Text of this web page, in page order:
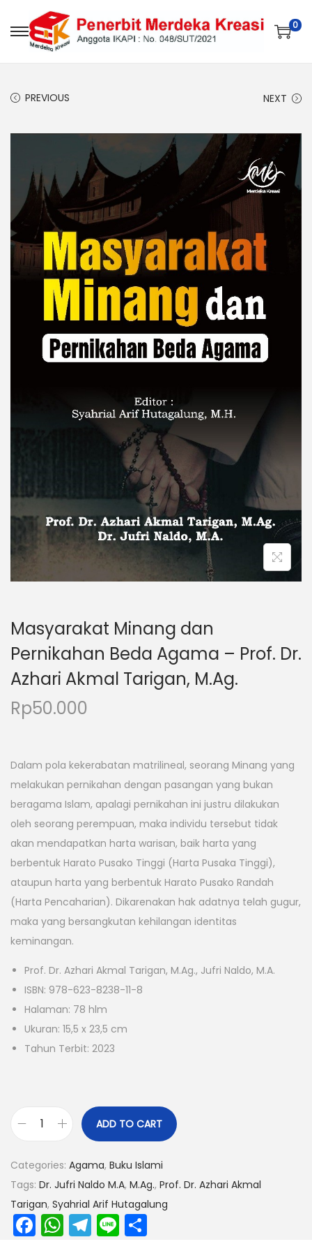
0
PREVIOUS NEXT
Masyarakat Minang dan
Pernikahan Beda Agama – Prof. Dr.
Azhari Akmal Tarigan, M.Ag.
Rp50.000
Dalam pola kekerabatan matrilineal, seorang Minang yang
melakukan pernikahan dengan pasangan yang bukan
beragama Islam, apalagi pernikahan ini justru dilakukan
oleh seorang perempuan, maka individu tersebut tidak
akan mendapatkan harta warisan, baik harta yang
berbentuk Harato Pusako Tinggi (Harta Pusaka Tinggi),
ataupun harta yang berbentuk Harato Pusako Randah
(Harta Pencaharian). Dikarenakan hak adatnya telah gugur,
maka yang bersangkutan kehilangan identitas
keminangan.
Prof. Dr. Azhari Akmal Tarigan, M.Ag., Jufri Naldo, M.A.
ISBN: 978-623-8238-11-8
Halaman: 78 hlm
Ukuran: 15,5 x 23,5 cm
Tahun Terbit: 2023
ADD TO CART
Categories: Agama, Buku Islami
Tags: Dr. Jufri Naldo M.A, M.Ag., Prof. Dr. Azhari Akmal
Tarigan, Syahrial Arif Hutagalung
F W T Li